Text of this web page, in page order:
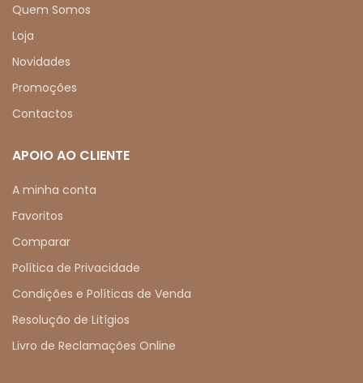
Quem Somos
Loja
Novidades
Promoções
Contactos
APOIO AO CLIENTE
A minha conta
Favoritos
Comparar
Política de Privacidade
Condições e Políticas de Venda
Resolução de Litígios
Livro de Reclamações Online